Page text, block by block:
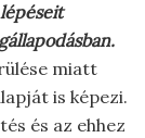
miatt
is képezi.
és az ehhez